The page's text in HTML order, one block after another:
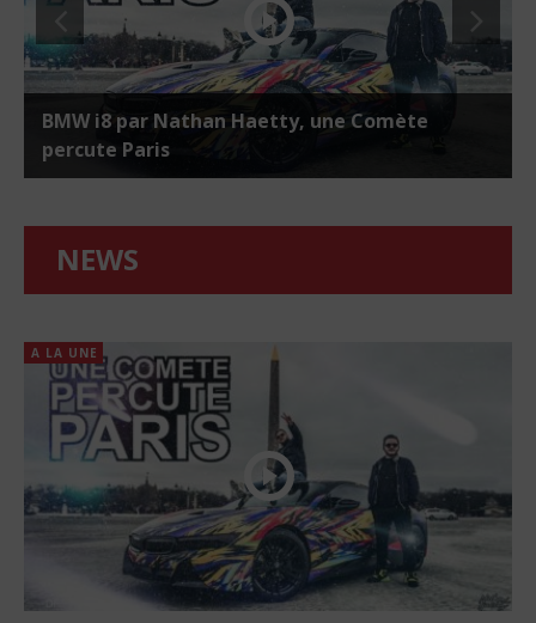
BMW i8 par Nathan Haetty, une Comète
percute Paris
NEWS
A LA UNE